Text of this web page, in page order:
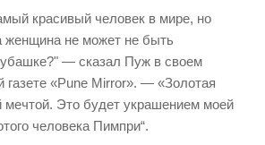
красивый человек в мире, но
женщина не может не быть
— сказал Пуж в своем
газете «Pune Mirror». — «Золотая
Это будет украшением моей
человека Пимпри“.